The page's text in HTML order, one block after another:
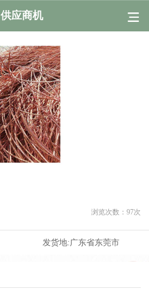
供应商机
浏览次数： 97次
发货地:广东省东莞市